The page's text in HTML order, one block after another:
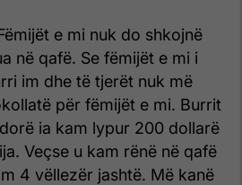
e mi nuk do shkojnë
në qafë. Se fëmijët e mi i
im dhe të tjerët nuk më
për fëmijët e mi. Burrit
ia kam lypur 200 dollarë
Veçse u kam rënë në qafë
4 vëllezër jashtë. Më kanë